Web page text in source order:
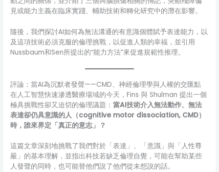
見或能力主義在臨床實踐、輔助技術和轉化研究中的潛在影響。
隨後，我們探討AI如何為無法溝通的有意識個體賦予表達能力，以
及這項技術必須克服的倫理挑戰，以促進人類的幸福，並引用
Nussbaum和Sen所提出的“能力方法”來促進規範性推理。
評論：當AI為沉默者發聲——CMD、神經倫理學與人權的交匯點
在人工智慧快速滲透醫療場域的今天，Fins 與 Shulman 提出一個
極具挑戰性卻又迫切的倫理議題：當AI技術介入無法動作、無法
表達卻仍具意識的人（cognitive motor dissociation, CMD）
時，誰來界定「真正的意志」？
這篇文章深刻地挑戰了我們對於「表達」、「意識」與「人性尊
嚴」的基本理解，並指出科技若缺乏倫理自覺，可能在幫助某些
人發聲的同時，也可能替他們說了他們從未想說的話。